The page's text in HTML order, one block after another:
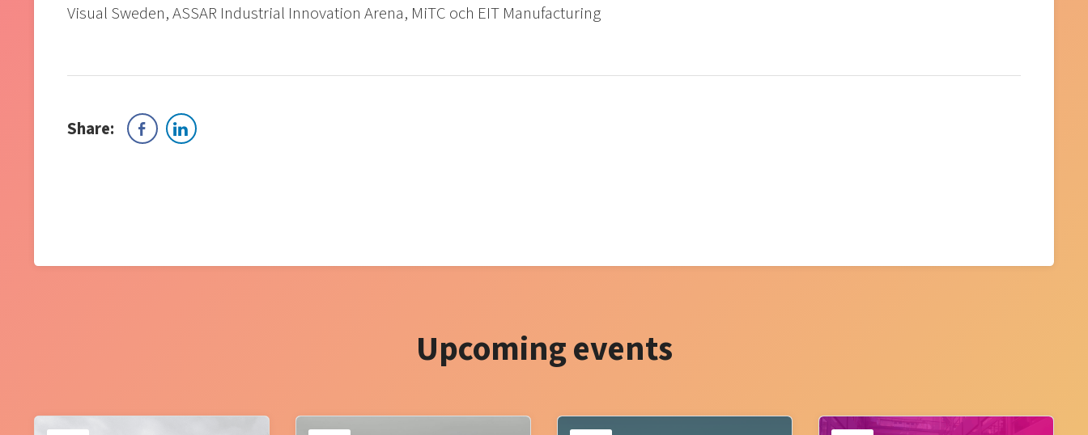
Visual Sweden, ASSAR Industrial Innovation Arena, MiTC och EIT Manufacturing
Share:
Upcoming events